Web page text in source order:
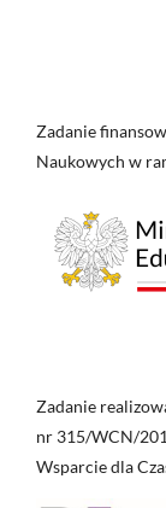
Zadanie
Naukowych w
Zadanie
nr 315/WCN/
Wsparcie dla